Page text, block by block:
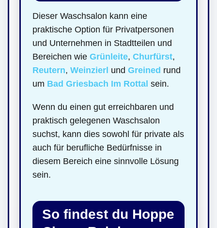
Dieser Waschsalon kann eine
praktische Option für Privatpersonen
und Unternehmen in Stadtteilen und
Bereichen wie Grünleite, Churfürst,
Reutern, Weinzierl und Greined rund
um Bad Griesbach Im Rottal sein.
Wenn du einen gut erreichbaren und
praktisch gelegenen Waschsalon
suchst, kann dies sowohl für private als
auch für berufliche Bedürfnisse in
diesem Bereich eine sinnvolle Lösung
sein.
So findest du Hoppe